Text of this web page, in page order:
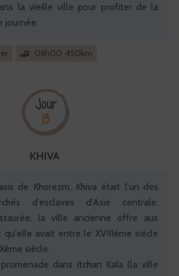
la vieille ville pour profiter de la
journée.
08h00 450km
Jour
13
KHIVA
de Khorezm, Khiva était l'un des
d'esclaves d’Asie centrale.
la ville ancienne offre aux
qu'elle avait entre le XVIIIème siècle
siècle.
dans Itchan Kala (la ville